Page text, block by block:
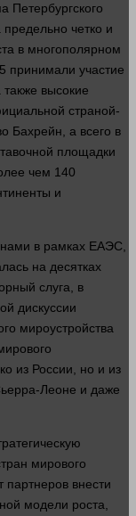
Петербургского
четко и
в многополярном
участие
высокие
страной-
Бахрейн, а всего в
площадки
чем 140
и
в рамках ЕАЭС,
на десятках
слуга, в
дискуссии
мироустройства
из России, но и из
Леоне и даже
мирового
партнеров внести
модели роста,